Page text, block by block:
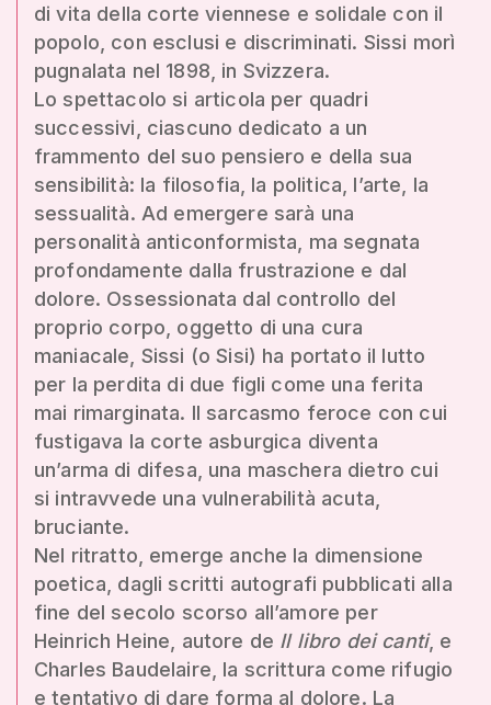
di vita della corte viennese e solidale con il
popolo, con esclusi e discriminati. Sissi morì
pugnalata nel 1898, in Svizzera.
Lo spettacolo si articola per quadri
successivi, ciascuno dedicato a un
frammento del suo pensiero e della sua
sensibilità: la filosofia, la politica, l’arte, la
sessualità. Ad emergere sarà una
personalità anticonformista, ma segnata
profondamente dalla frustrazione e dal
dolore. Ossessionata dal controllo del
proprio corpo, oggetto di una cura
maniacale, Sissi (o Sisi) ha portato il lutto
per la perdita di due figli come una ferita
mai rimarginata. Il sarcasmo feroce con cui
fustigava la corte asburgica diventa
un’arma di difesa, una maschera dietro cui
si intravvede una vulnerabilità acuta,
bruciante.
Nel ritratto, emerge anche la dimensione
poetica, dagli scritti autografi pubblicati alla
fine del secolo scorso all’amore per
Heinrich Heine, autore de Il libro dei canti, e
Charles Baudelaire, la scrittura come rifugio
e tentativo di dare forma al dolore. La